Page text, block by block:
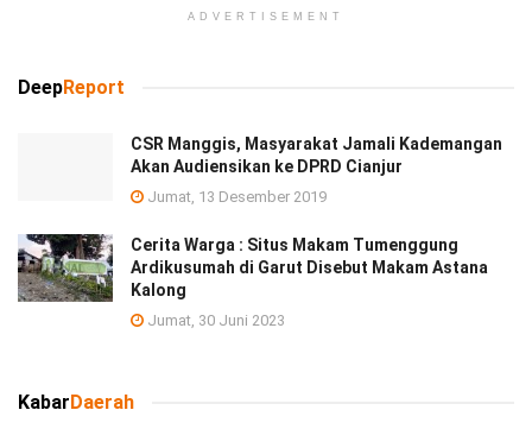
ADVERTISEMENT
DeepReport
CSR Manggis, Masyarakat Jamali Kademangan
Akan Audiensikan ke DPRD Cianjur
Jumat, 13 Desember 2019
Cerita Warga : Situs Makam Tumenggung
Ardikusumah di Garut Disebut Makam Astana
Kalong
Jumat, 30 Juni 2023
Kabar Daerah